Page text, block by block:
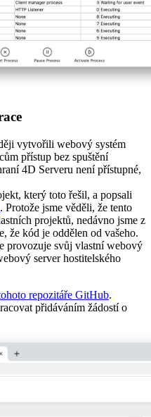
vytvořili webový systém
přístup bez spuštění
4D Serveru není přístupné,
který toto řešil, a popsali
. Protože jsme věděli, že tento
projektů, nedávno jsme z
že kód je oddělen od vašeho.
provozuje svůj vlastní webový
server hostitelského
repozitáře GitHub.
přidáváním žádostí o